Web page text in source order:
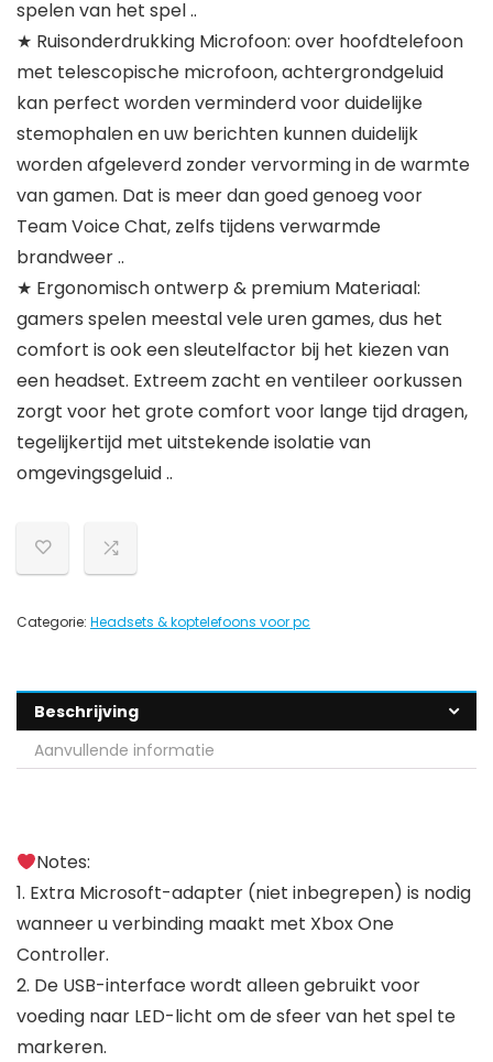
spelen van het spel ..
★ Ruisonderdrukking Microfoon: over hoofdtelefoon
met telescopische microfoon, achtergrondgeluid
kan perfect worden verminderd voor duidelijke
stemophalen en uw berichten kunnen duidelijk
worden afgeleverd zonder vervorming in de warmte
van gamen. Dat is meer dan goed genoeg voor
Team Voice Chat, zelfs tijdens verwarmde
brandweer ..
★ Ergonomisch ontwerp & premium Materiaal:
gamers spelen meestal vele uren games, dus het
comfort is ook een sleutelfactor bij het kiezen van
een headset. Extreem zacht en ventileer oorkussen
zorgt voor het grote comfort voor lange tijd dragen,
tegelijkertijd met uitstekende isolatie van
omgevingsgeluid ..
Categorie: Headsets & koptelefoons voor pc
Beschrijving
Aanvullende informatie
Notes:
1. Extra Microsoft-adapter (niet inbegrepen) is nodig
wanneer u verbinding maakt met Xbox One
Controller.
2. De USB-interface wordt alleen gebruikt voor
voeding naar LED-licht om de sfeer van het spel te
markeren.